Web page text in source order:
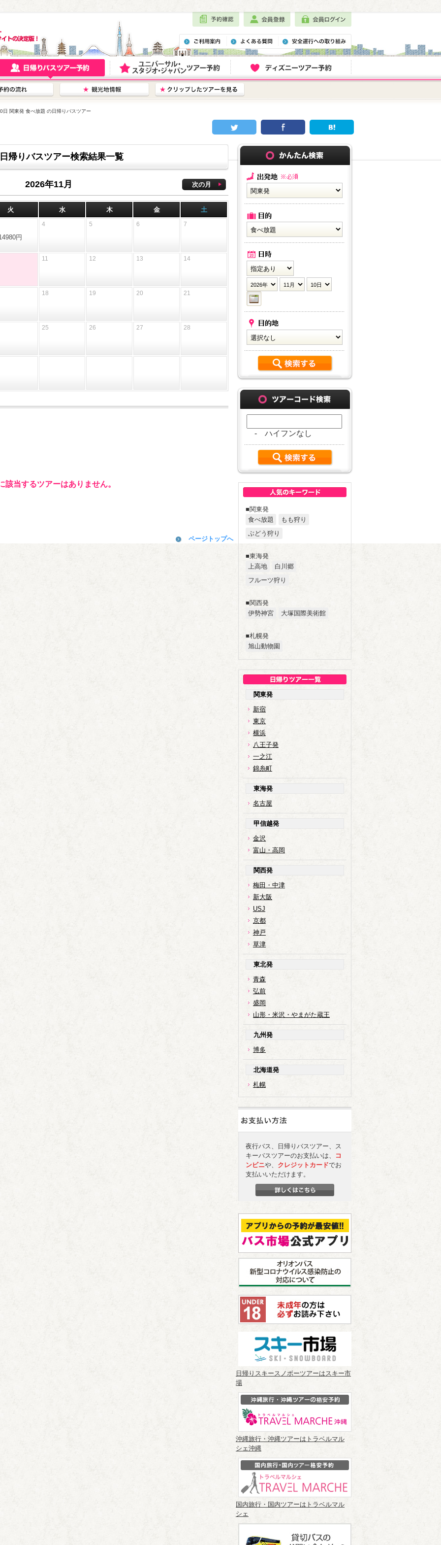
関東発 食べ放題 の日帰りバスツアー
- ハイフンなし
■関東発
食べ放題
もも狩り
ぶどう狩り
■東海発
上高地
白川郷
フルーツ狩り
■関西発
伊勢神宮
大塚国際美術館
■札幌発
旭山動物園
関東発
新宿
東京
横浜
八王子発
一之江
錦糸町
東海発
名古屋
甲信越発
金沢
富山・高岡
関西発
梅田・中津
新大阪
USJ
京都
神戸
草津
東北発
青森
弘前
盛岡
山形・米沢・やまがた蔵王
九州発
博多
北海道発
札幌
夜行バス、日帰りバスツアー、ス
キーバスツアーのお支払いは、
コ
ンビニや、 クレジットカードでお
支払いいただけます。
日帰りスキースノボーツアーはスキー市
場
沖縄旅行・沖縄ツアーはトラベルマル
シェ沖縄
国内旅行・国内ツアーはトラベルマル
シェ
帰りバスツアー検索結果一覧
次の月
2026年11月
火 水 木 金 土
円
4 5 6 7
11 12 13 14
18 19 20 21
25 26 27 28
該当するツアーはありません。
ページトップへ